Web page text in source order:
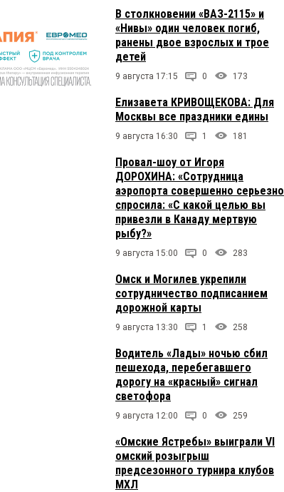
В столкновении «ВАЗ-2115» и
«Нивы» один человек погиб,
ранены двое взрослых и трое
детей
9 августа 17:15 0 173
Елизавета КРИВОЩЕКОВА: Для
Москвы все праздники едины
9 августа 16:30 1 181
Провал-шоу от Игоря
ДОРОХИНА: «Сотрудница
аэропорта совершенно серьезно
спросила: «С какой целью вы
привезли в Канаду мертвую
рыбу?»
9 августа 15:00 0 283
Омск и Могилев укрепили
сотрудничество подписанием
дорожной карты
9 августа 13:30 1 258
Водитель «Лады» ночью сбил
пешехода, перебегавшего
дорогу на «красный» сигнал
светофора
9 августа 12:00 0 259
«Омские Ястребы» выиграли VI
омский розыгрыш
предсезонного турнира клубов
МХЛ